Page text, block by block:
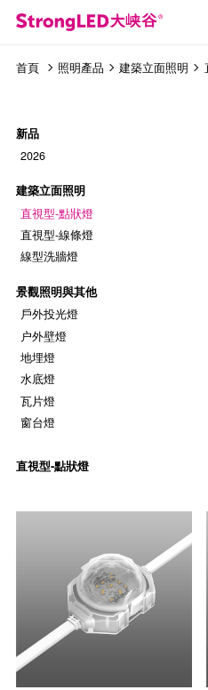
首頁 照明產品 建築立面照明
新品
2026
建築立面照明
直視型-點狀燈
直視型-線條燈
線型洗牆燈
景觀照明與其他
戶外投光燈
户外壁燈
地埋燈
水底燈
瓦片燈
窗台燈
直視型-點狀燈